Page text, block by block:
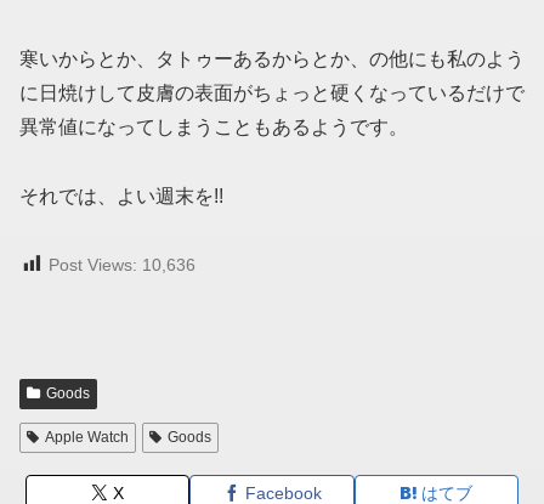
寒いからとか、タトゥーあるからとか、の他にも私のよう
に日焼けして皮膚の表面がちょっと硬くなっているだけで
異常値になってしまうこともあるようです。
それでは、よい週末を!!
Post Views: 10,636
Goods
Apple Watch Goods
X Facebook
はてブ